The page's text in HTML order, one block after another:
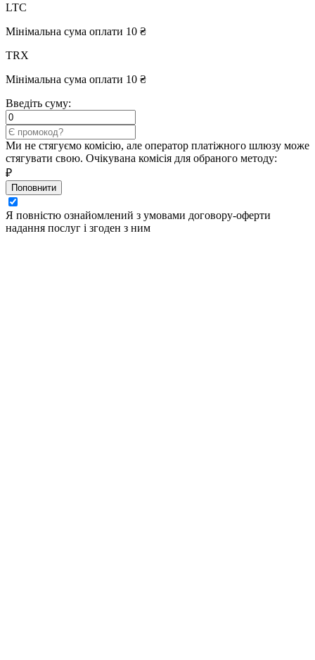
LTC
Мінімальна сума оплати 10 ₴
TRX
Мінімальна сума оплати 10 ₴
Введіть суму:
Ми не стягуємо комісію, але оператор платіжного шлюзу може
стягувати свою. Очікувана комісія для обраного методу:
₽
Поповнити
Я повністю ознайомлений з умовами договору-оферти
надання послуг і згоден з ним